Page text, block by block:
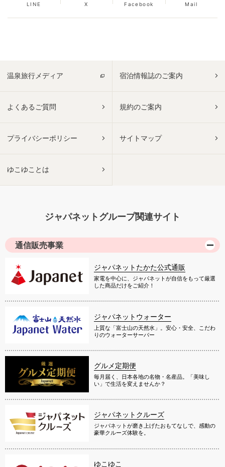
LINE X Facebook Mail
温泉旅行メディア 宿泊情報誌のご案内
よくあるご質問 規約のご案内
プライバシーポリシー サイトマップ
ゆこゆことは
ジャパネットグループ関連サイト
通信販売事業
ジャパネットたかた公式通販
家電を中心に、ジャパネットが自信をもって厳選
した商品だけをご紹介！
ジャパネットウォーター
上質な「富士山の天然水」。安心・安全、こだわ
りのウォーターサーバー
グルメ定期便
毎月届く、日本各地の名物・名産品。「美味し
い」で生活を変えませんか？
ジャパネットクルーズ
ジャパネットが磨き上げたおもてなしで、感動の
豪華クルーズ体験を。
ゆこゆこ